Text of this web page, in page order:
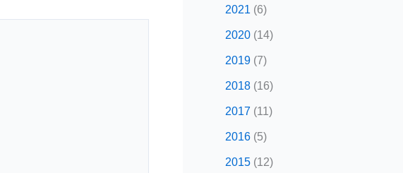
2021 (6)
2020 (14)
2019 (7)
2018 (16)
2017 (11)
2016 (5)
2015 (12)